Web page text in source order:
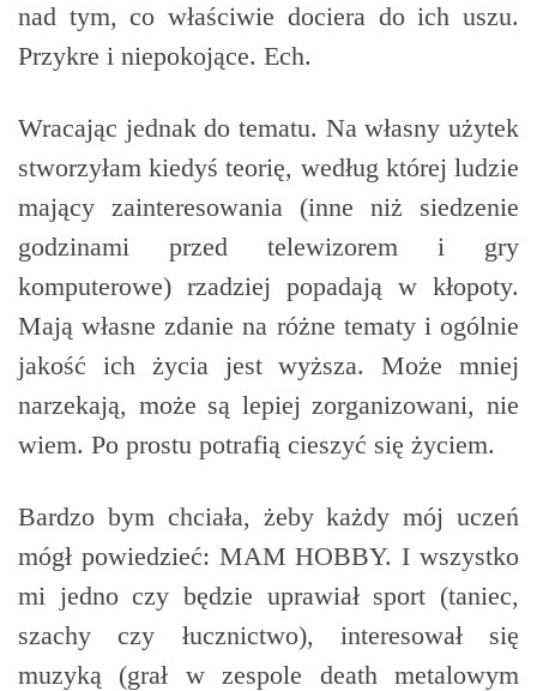
nad tym, co właściwie dociera do ich uszu.
Przykre i niepokojące. Ech.
Wracając jednak do tematu. Na własny użytek
stworzyłam kiedyś teorię, według której ludzie
mający zainteresowania (inne niż siedzenie
godzinami przed telewizorem i gry
komputerowe) rzadziej popadają w kłopoty.
Mają własne zdanie na różne tematy i ogólnie
jakość ich życia jest wyższa. Może mniej
narzekają, może są lepiej zorganizowani, nie
wiem. Po prostu potrafią cieszyć się życiem.
Bardzo bym chciała, żeby każdy mój uczeń
mógł powiedzieć: MAM HOBBY. I wszystko
mi jedno czy będzie uprawiał sport (taniec,
szachy czy łucznictwo), interesował się
muzyką (grał w zespole death metalowym